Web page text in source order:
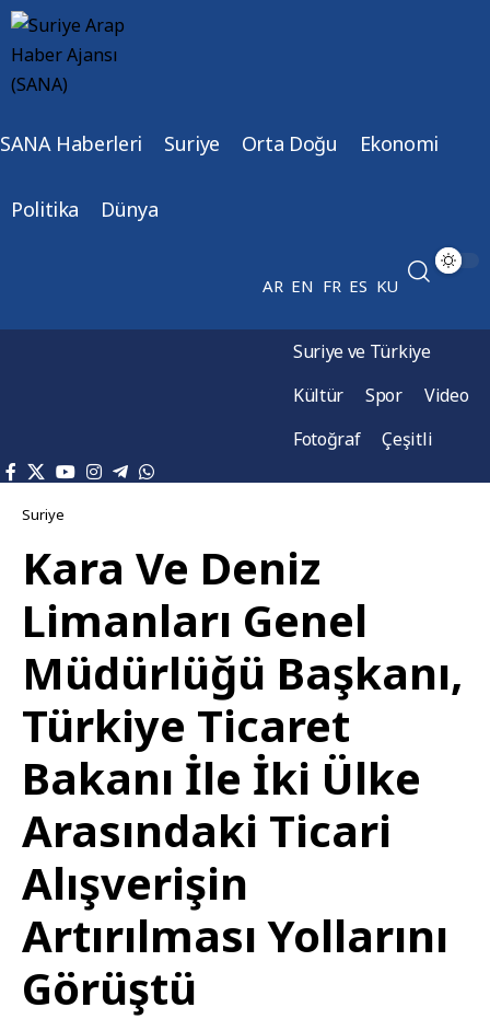
SANA Haberleri Suriye Orta Doğu Ekonomi
Politika Dünya
AR EN FR ES KU
Suriye ve Türkiye
Kültür
Spor
Video
Fotoğraf
Çeşitli
Suriye
Kara Ve Deniz
Limanları Genel
Müdürlüğü Başkanı,
Türkiye Ticaret
Bakanı İle İki Ülke
Arasındaki Ticari
Alışverişin
Artırılması Yollarını
Görüştü